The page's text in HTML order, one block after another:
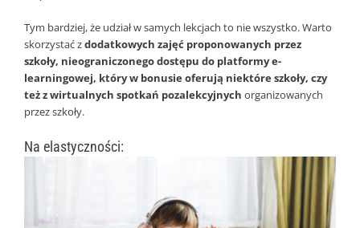
Tym bardziej, że udział w samych lekcjach to nie wszystko. Warto
skorzystać zdodatkowych zajęć proponowanych przez
szkoły, nieograniczonego dostępu do platformy e-
learningowej, który w bonusie oferują niektóre szkoły, czy
też z wirtualnych spotkań pozalekcyjnych organizowanych
przez szkoły.
Na elastyczności: